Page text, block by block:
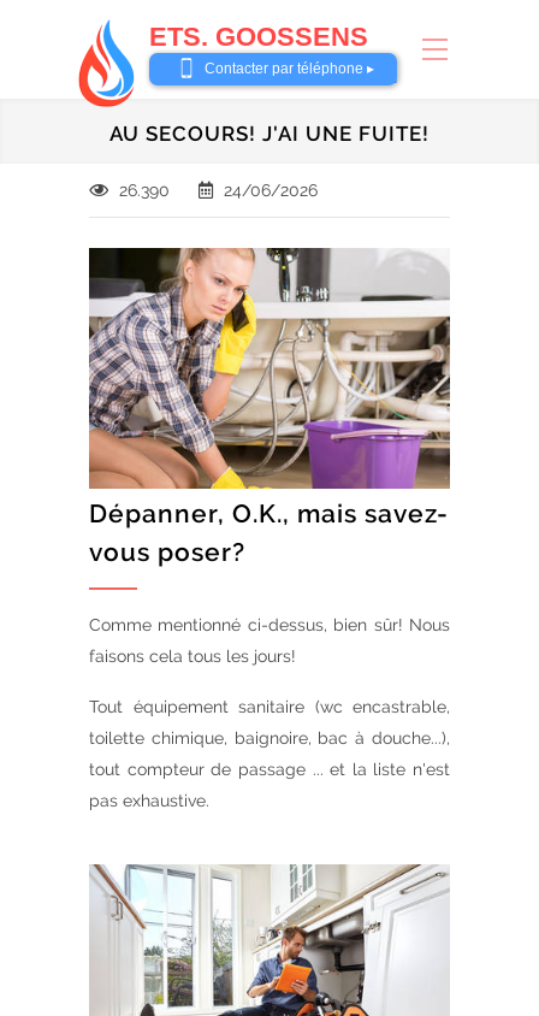
ETS. GOOSSENS
0485 58 62 32
Contacter par téléphone ▸
AU SECOURS! J'AI UNE FUITE!
26.390 24/06/2026
Dépanner, O.K., mais savez-
vous poser?
Comme mentionné ci-dessus, bien sûr! Nous
faisons cela tous les jours!
Tout équipement sanitaire (wc encastrable,
toilette chimique, baignoire, bac à douche...),
tout compteur de passage ... et la liste n'est
pas exhaustive.